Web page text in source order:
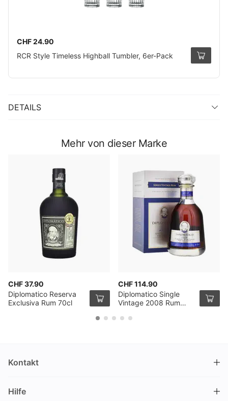
CHF 24.90
RCR Style Timeless Highball Tumbler, 6er-Pack
DETAILS
Mehr von dieser Marke
CHF 37.90
Diplomatico Reserva
Exclusiva Rum 70cl
CHF 114.90
Diplomatico Single
Vintage 2008 Rum
Kontakt
Nüschelerstrasse 35
Hilfe